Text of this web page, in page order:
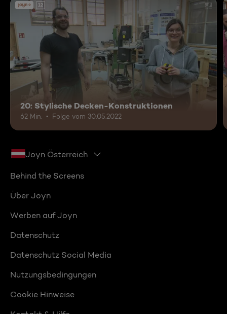
12
20: Stylische Decken-Konstruktionen
62 Min. Folge vom 30.05.2022
Joyn Österreich
Behind the Screens
Über Joyn
Werben auf Joyn
Datenschutz
Datenschutz Social Media
Nutzungsbedingungen
Cookie Hinweise